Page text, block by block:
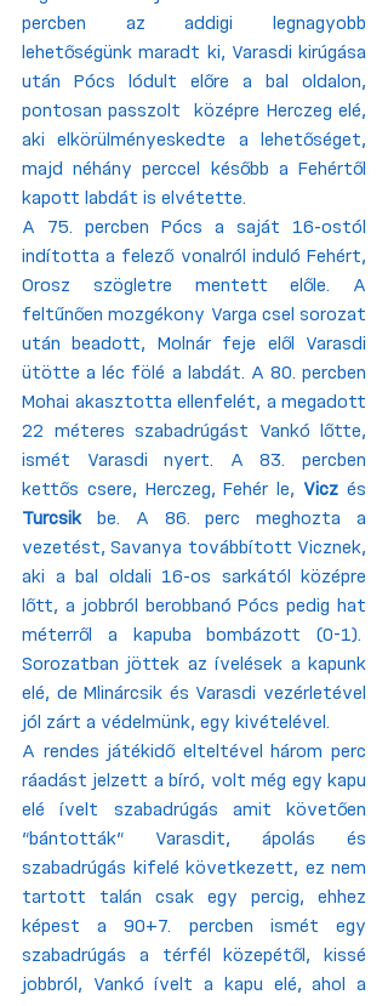
percben az addigi legnagyobb
lehetőségünk maradt ki, Varasdi kirúgása
után Pócs lódult előre a bal oldalon,
pontosan passzolt  középre Herczeg elé,
aki elkörülményeskedte a lehetőséget,
majd néhány perccel később a Fehértől
kapott labdát is elvétette.
A 75. percben Pócs a saját 16-ostól
indította a felező vonalról induló Fehért,
Orosz szögletre mentett előle. A
feltűnően mozgékony Varga csel sorozat
után beadott, Molnár feje elől Varasdi
ütötte a léc fölé a labdát. A 80. percben
Mohai akasztotta ellenfelét, a megadott
22 méteres szabadrúgást Vankó lőtte,
ismét Varasdi nyert. A 83. percben
kettős csere, Herczeg, Fehér le, Vicz
Turcsik be. A 86. perc meghozta a
vezetést, Savanya továbbított Vicznek,
aki a bal oldali 16-os sarkától középre
lőtt, a jobbról berobbanó Pócs pedig hat
méterről a kapuba bombázott (0-1).
Sorozatban jöttek az ívelések a kapunk
elé, de Mlinárcsik és Varasdi vezérletével
jól zárt a védelmünk, egy kivételével.
A rendes játékidő elteltével három perc
ráadást jelzett a bíró, volt még egy kapu
elé ívelt szabadrúgás amit követően
“bántották” Varasdit, ápolás és
szabadrúgás kifelé következett, ez nem
tartott talán csak egy percig, ehhez
képest a 90+7. percben ismét egy
szabadrúgás a térfél közepétől, kissé
jobbról, Vankó ívelt a kapu elé, ahol a